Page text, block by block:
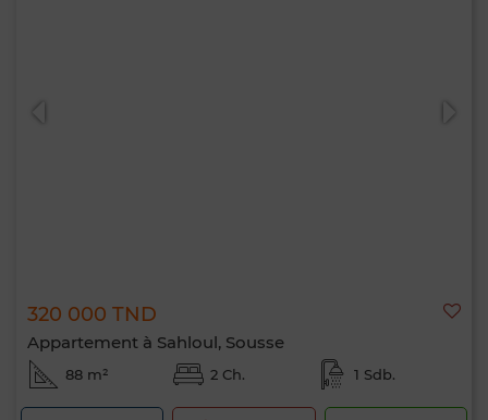
320 000 TND
Appartement à Sahloul, Sousse
88 m² 2 Ch. 1 Sdb.